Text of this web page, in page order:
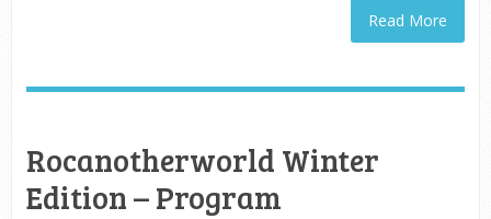
Read More
Rocanotherworld Winter
Edition – Program